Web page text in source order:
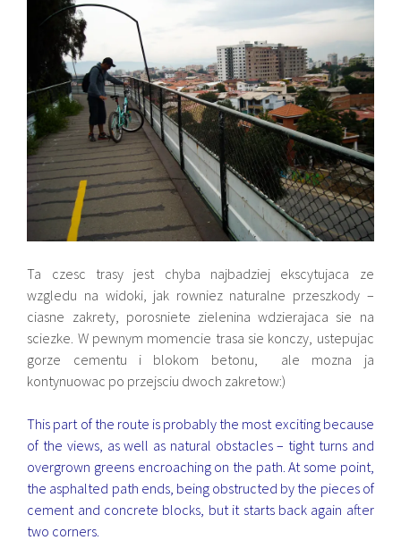
Ta czesc trasy jest chyba najbadziej ekscytujaca ze
wzgledu na widoki, jak rowniez naturalne przeszkody –
ciasne zakrety, porosniete zielenina wdzierajaca sie na
sciezke. W pewnym momencie trasa sie konczy, ustepujac
gorze cementu i blokom betonu, ale mozna ja
kontynuowac po przejsciu dwoch zakretow:)
This part of the route is probably the most exciting because
of the views, as well as natural obstacles – tight turns and
overgrown greens encroaching on the path. At some point,
the asphalted path ends, being obstructed by the pieces of
cement and concrete blocks, but it starts back again after
two corners.